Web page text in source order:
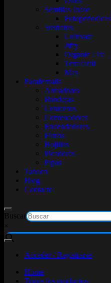
Semillas Inase
Fotoperiodicas
Sustratos
Cultivate
Jiffy
Organic Life
Terrafertil
Mas
Parafernalia
Armadores
Bandejas
Ceniceros
Contenedores
Encendedores
Filtros
Hojillas
Picadores
Pipas
Tabaco
Blog
Contacto
Buscar
×
Acceder / Registrarse
Home
Todos los productos